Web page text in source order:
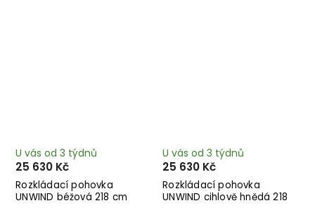
Rozkládací pohovka
UNWIND béžová 218 cm
U vás od 3 týdnů
25 630 Kč
Rozkládací pohovka
UNWIND cihlově hnědá 218
U vás od 3 týdnů
25 630 Kč